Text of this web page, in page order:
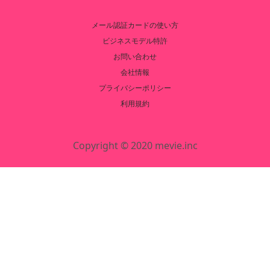
メール認証カードの使い方
ビジネスモデル特許
お問い合わせ
会社情報
プライバシーポリシー
利用規約
Copyright © 2020 mevie.inc